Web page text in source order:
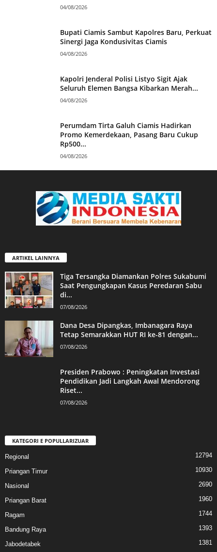
04/08/2026
Bupati Ciamis Sambut Kapolres Baru, Perkuat
Sinergi Jaga Kondusivitas Ciamis
04/08/2026
Kapolri Jenderal Polisi Listyo Sigit Ajak
Seluruh Elemen Bangsa Kibarkan Merah...
04/08/2026
Perumdam Tirta Galuh Ciamis Hadirkan
Promo Kemerdekaan, Pasang Baru Cukup
Rp500...
04/08/2026
ARTIKEL LAINNYA
Tiga Tersangka Diamankan Polres Sukabumi
Saat Pengungkapan Kasus Peredaran Sabu
di...
07/08/2026
Dana Desa Dipangkas, Imbanagara Raya
Tetap Semarakkan HUT RI ke-81 dengan...
07/08/2026
Presiden Prabowo : Peningkatan Investasi
Pendidikan Jadi Langkah Awal Mendorong
Riset...
07/08/2026
KATEGORI E POPULLARIZUAR
Regional 12794
Priangan Timur 10930
Nasional 2690
Priangan Barat 1960
Ragam 1744
Bandung Raya 1393
Jabodetabek 1381